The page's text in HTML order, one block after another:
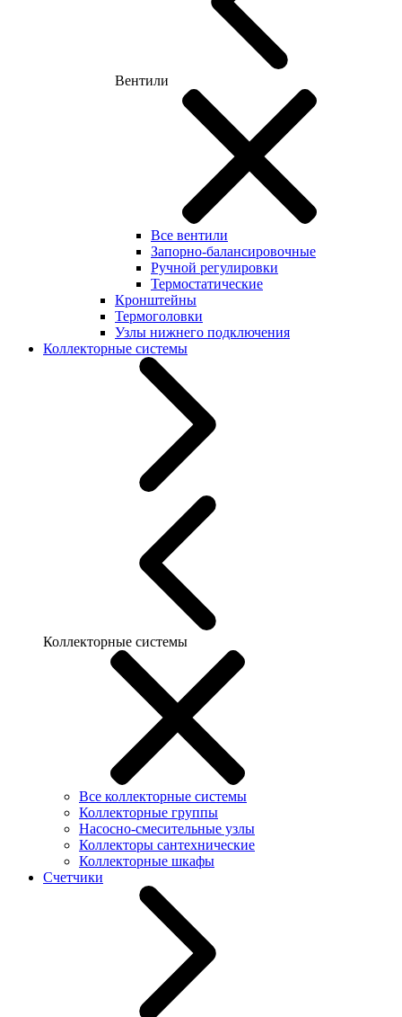
Вентили
Все вентили
Запорно-балансировочные
Ручной регулировки
Термостатические
Кронштейны
Термоголовки
Узлы нижнего подключения
Коллекторные системы
Коллекторные системы
Все коллекторные системы
Коллекторные группы
Насосно-смесительные узлы
Коллекторы сантехнические
Коллекторные шкафы
Счетчики